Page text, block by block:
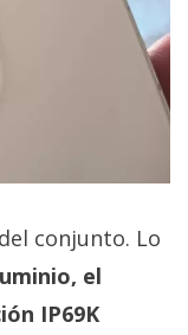
conjunto. Lo
el
IP69K